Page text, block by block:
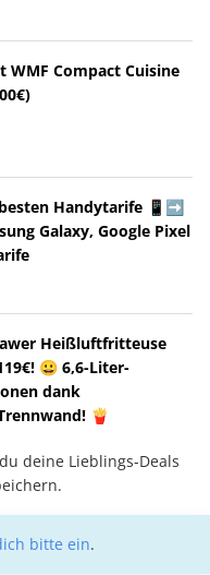
WMF Compact Cuisine
Handytarife 📱➡️
Galaxy, Google Pixel
Heißluftfritteuse
😀 6,6-Liter-
dank
🍟
deine Lieblings-Deals
bitte ein.